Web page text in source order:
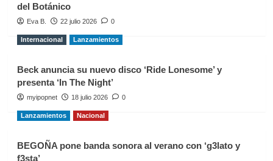
del Botánico
Eva B. 22 julio 2026 0
Internacional Lanzamientos
Beck anuncia su nuevo disco ‘Ride Lonesome’ y
presenta ‘In The Night’
myipopnet 18 julio 2026 0
Lanzamientos Nacional
BEGOÑA pone banda sonora al verano con ‘g3lato y
f3sta’